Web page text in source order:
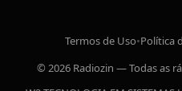
Termos de Uso•Política
© 2026 Radiozin — Todas as